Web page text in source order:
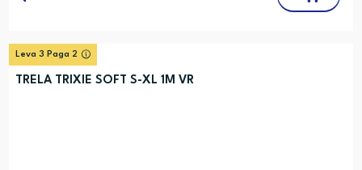
Leva 3 Paga 2
TRELA TRIXIE SOFT S-XL 1M VR